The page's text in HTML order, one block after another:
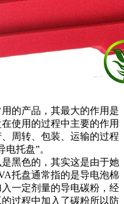
的产品，其最大的作用是
使用的过程中主要的作用
周转、包装、运输的过程
托盘”。
黑色的，其实这是由于她
托盘通常指的是导电泡棉
一定剂量的导电碳粉，经
过程中加入了碳粉所以防